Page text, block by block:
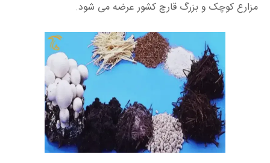
مزارع کوچک و بزرگ قارچ کشور عرضه می شود.